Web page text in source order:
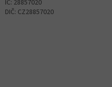
IČ: 28857020
DIČ: CZ28857020